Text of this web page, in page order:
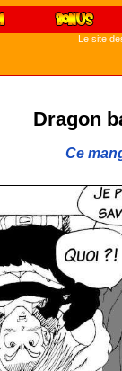
Le site
Dragon
Ce